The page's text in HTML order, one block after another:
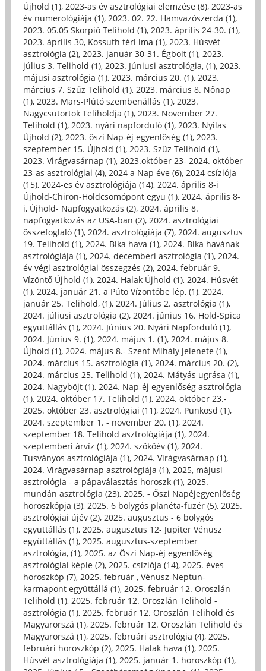
Újhold (1), 2023-as év asztrológiai elemzése (8), 2023-as
év numerológiája (1), 2023. 02. 22. Hamvazószerda (1),
2023. 05.05 Skorpió Telihold (1), 2023. április 24-30. (1),
2023. április 30, Kossuth téri ima (1), 2023. Húsvét
asztrológia (2), 2023. január 30-31. Égbolt (1), 2023.
július 3. Telihold (1), 2023. Júniusi asztrológia, (1), 2023.
májusi asztrológia (1), 2023. március 20. (1), 2023.
március 7. Szűz Telihold (1), 2023. március 8. Nőnap
(1), 2023. Mars-Plútó szembenállás (1), 2023.
Nagycsütörtök Teliholdja (1), 2023. November 27.
Telihold (1), 2023. nyári napforduló (1), 2023. Nyilas
Újhold (2), 2023. őszi Nap-éj egyenlőség (1), 2023.
szeptember 15. Újhold (1), 2023. Szűz Telihold (1),
2023. Virágvasárnap (1), 2023.október 23- 2024. október
23-as asztrológiai (4), 2024 a Nap éve (6), 2024 csíziója
(15), 2024-es év asztrológiája (14), 2024. április 8-i
Újhold-Chiron-Holdcsomópont együ (1), 2024. április 8-
i, Újhold- Napfogyatkozás (2), 2024. április 8.
napfogyatkozás az USA-ban (2), 2024. asztrológiai
összefoglaló (1), 2024. asztrológiája (7), 2024. augusztus
19. Telihold (1), 2024. Bika hava (1), 2024. Bika havának
asztrológiája (1), 2024. decemberi asztrológia (1), 2024.
év végi asztrológiai összegzés (2), 2024. február 9.
Vízöntő Újhold (1), 2024. Halak Újhold (1), 2024. Húsvét
(1), 2024. január 21. a Púto Vízöntőbe lép, (1), 2024.
január 25. Telihold, (1), 2024. Július 2. asztrológia (1),
2024. júliusi asztrológia (2), 2024. június 16. Hold-Spica
együttállás (1), 2024. Június 20. Nyári Napforduló (1),
2024. Június 9. (1), 2024. május 1. (1), 2024. május 8.
Újhold (1), 2024. május 8.- Szent Mihály jelenete (1),
2024. március 15. asztrológia (1), 2024. március 20. (2),
2024. március 25. Telihold (1), 2024. Mátyás ugrása (1),
2024. Nagyböjt (1), 2024. Nap-éj egyenlőség asztrológia
(1), 2024. október 17. Telihold (1), 2024. október 23.-
2025. október 23. asztrológiai (11), 2024. Pünkösd (1),
2024. szeptember 1. - november 20. (1), 2024.
szeptember 18. Telihold asztrológiája (1), 2024.
szeptemberi árvíz (1), 2024. szökőév (1), 2024.
Tusványos asztrológiája (1), 2024. Virágvasárnap (1),
2024. Virágvasárnap asztrológiája (1), 2025, májusi
asztrológia - a pápaválasztás horoszk (1), 2025.
mundán asztrológia (23), 2025. - Őszi Napéjegyenlőség
horoszkópja (3), 2025. 6 bolygós planéta-füzér (5), 2025.
asztrológiai újév (2), 2025. augusztus - 6 bolygós
együttállás (1), 2025. augusztus 12- Jupiter Vénusz
együttállás (1), 2025. augusztus-szeptember
asztrológia, (1), 2025. az Őszi Nap-éj egyenlőség
asztrológiai képle (2), 2025. csíziója (14), 2025. éves
horoszkóp (7), 2025. február , Vénusz-Neptun-
karmapont együttállá (1), 2025. február 12. Oroszlán
Telihold (1), 2025. február 12. Oroszlán Telihold -
asztrológia (1), 2025. február 12. Oroszlán Telihold és
Magyarorszá (1), 2025. február 12. Oroszlán Telihold és
Magyarorszá (1), 2025. februári asztrológia (4), 2025.
februári horoszkóp (2), 2025. Halak hava (1), 2025.
Húsvét asztrológiája (1), 2025. január 1. horoszkóp (1),